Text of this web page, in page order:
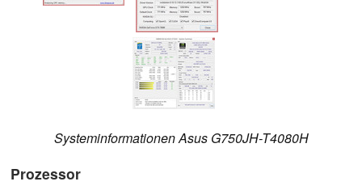
Systeminformationen Asus G750JH-T4080H
Prozessor